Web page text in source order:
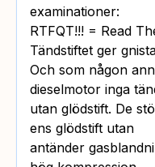
examinationer:
RTFQT!!! = Read
Tändstiftet ger
Och som någon
dieselmotor inga
utan glödstift. De
ens glödstift utan
antänder